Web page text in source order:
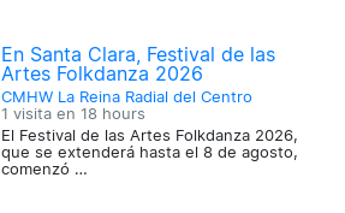
En Santa Clara, Festival de las
Artes Folkdanza 2026
CMHW La Reina Radial del Centro
1 visita en 18 hours
El Festival de las Artes Folkdanza 2026,
que se extenderá hasta el 8 de agosto,
comenzó …